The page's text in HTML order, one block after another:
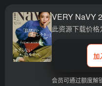
VERY NaVY
加
此资源下载价格
会员可通过额度解